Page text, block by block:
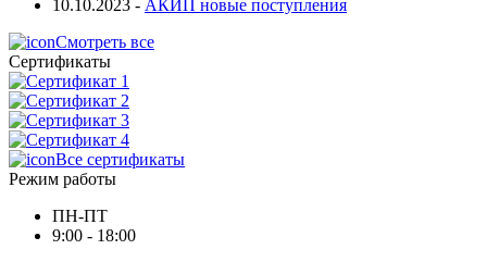
10.10.2023 - АКИП новые поступления
Смотреть все
Сертификаты
Все сертификаты
Режим работы
ПН-ПТ
9:00 - 18:00